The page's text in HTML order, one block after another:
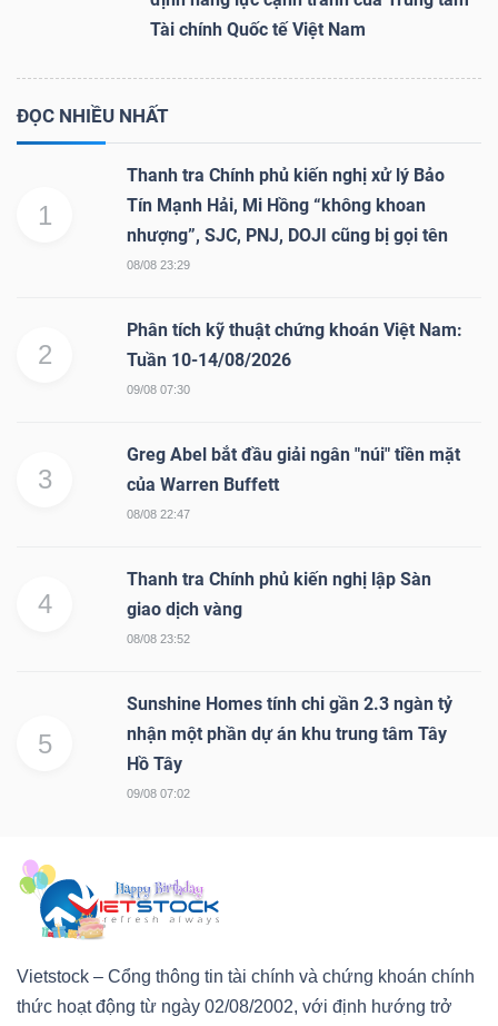
Tài chính Quốc tế Việt Nam
ĐỌC NHIỀU NHẤT
1
Thanh tra Chính phủ kiến nghị xử lý Bảo
Tín Mạnh Hải, Mi Hồng “không khoan
nhượng”, SJC, PNJ, DOJI cũng bị gọi tên
08/08 23:29
2
Phân tích kỹ thuật chứng khoán Việt Nam:
Tuần 10-14/08/2026
09/08 07:30
3
Greg Abel bắt đầu giải ngân "núi" tiền mặt
của Warren Buffett
08/08 22:47
4
Thanh tra Chính phủ kiến nghị lập Sàn
giao dịch vàng
08/08 23:52
5
Sunshine Homes tính chi gần 2.3 ngàn tỷ
nhận một phần dự án khu trung tâm Tây
Hồ Tây
09/08 07:02
Vietstock – Cổng thông tin tài chính và chứng khoán chính
thức hoạt động từ ngày 02/08/2002, với định hướng trở